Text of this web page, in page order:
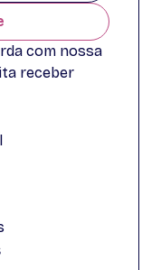
com nossa
receber